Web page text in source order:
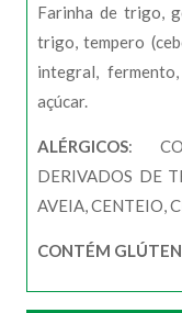
Farinha de trigo,
trigo, tempero
integral,
açúcar.
ALÉRGICOS:
DERIVADOS DE
AVEIA, CENTEIO,
CONTÉM GLÚTEN.